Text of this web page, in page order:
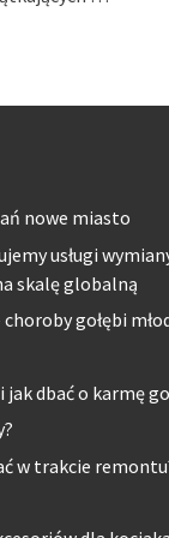
nowe miasto
usługi
skalę globalną
gołębi
jak dbać o karmę
w trakcie